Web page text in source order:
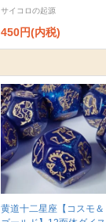
サイコロの起源
450円(内税)
黄道十二星座【コスモ＆